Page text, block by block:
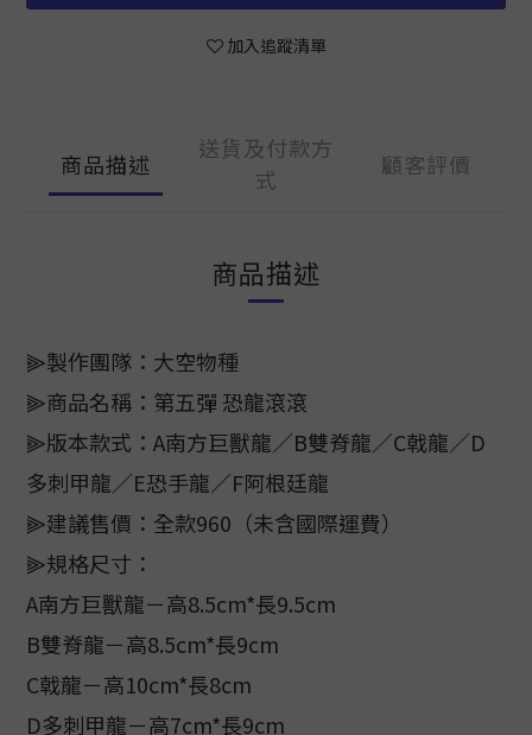
加入追蹤清單
商品描述
送貨及付款方
式
顧客評價
商品描述
⫸製作團隊：大空物種
⫸商品名稱：第五彈 恐龍滾滾
⫸版本款式：A南方巨獸龍／B雙脊龍／C戟龍／D
多刺甲龍／E恐手龍／F阿根廷龍
⫸建議售價：全款960（未含國際運費）
⫸規格尺寸：
A南方巨獸龍－高8.5cm*長9.5cm
B雙脊龍－高8.5cm*長9cm
C戟龍－高10cm*長8cm
D多刺甲龍－高7cm*長9cm